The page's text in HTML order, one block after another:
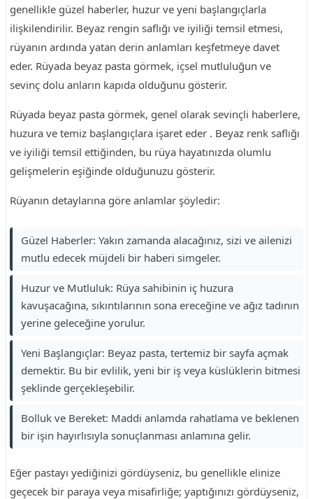
genellikle güzel haberler, huzur ve yeni başlangıçlarla
ilişkilendirilir. Beyaz rengin saflığı ve iyiliği temsil etmesi,
rüyanın ardında yatan derin anlamları keşfetmeye davet
eder. Rüyada beyaz pasta görmek, içsel mutluluğun ve
sevinç dolu anların kapıda olduğunu gösterir.
Rüyada beyaz pasta görmek, genel olarak sevinçli haberlere,
huzura ve temiz başlangıçlara işaret eder . Beyaz renk saflığı
ve iyiliği temsil ettiğinden, bu rüya hayatınızda olumlu
gelişmelerin eşiğinde olduğunuzu gösterir.
Rüyanın detaylarına göre anlamlar şöyledir:
Güzel Haberler: Yakın zamanda alacağınız, sizi ve ailenizi
mutlu edecek müjdeli bir haberi simgeler.
Huzur ve Mutluluk: Rüya sahibinin iç huzura
kavuşacağına, sıkıntılarının sona ereceğine ve ağız tadının
yerine geleceğine yorulur.
Yeni Başlangıçlar: Beyaz pasta, tertemiz bir sayfa açmak
demektir. Bu bir evlilik, yeni bir iş veya küslüklerin bitmesi
şeklinde gerçekleşebilir.
Bolluk ve Bereket: Maddi anlamda rahatlama ve beklenen
bir işin hayırlısıyla sonuçlanması anlamına gelir.
Eğer pastayı yediğinizi gördüyseniz, bu genellikle elinize
geçecek bir paraya veya misafirliğe; yaptığınızı gördüyseniz,